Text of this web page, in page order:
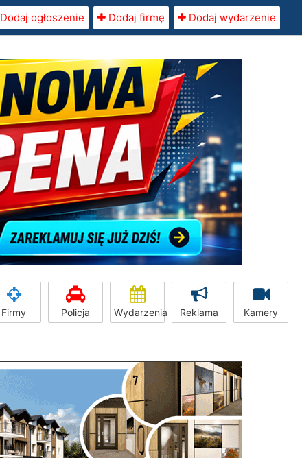
Dodaj ogłoszenie Dodaj firmę Dodaj wydarzenie
Firmy Policja Wydarzenia Reklama Kamery